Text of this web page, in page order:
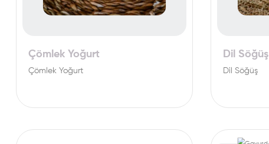
Çömlek Yoğurt
Çömlek Yoğurt
Dil Söğüş
Dil Söğüş